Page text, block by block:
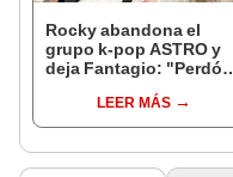
Rocky abandona el
grupo k-pop ASTRO y
deja Fantagio: "Perdón
noticias"LEER MÁS